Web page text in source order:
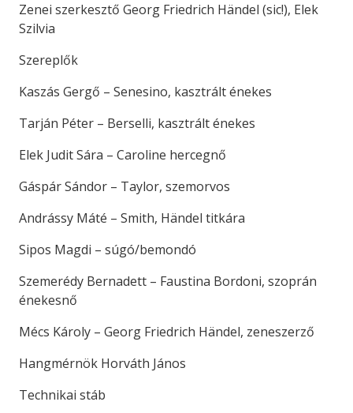
Zenei szerkesztő Georg Friedrich Händel (sic!), Elek
Szilvia
Szereplők
Kaszás Gergő – Senesino, kasztrált énekes
Tarján Péter – Berselli, kasztrált énekes
Elek Judit Sára – Caroline hercegnő
Gáspár Sándor – Taylor, szemorvos
Andrássy Máté – Smith, Händel titkára
Sipos Magdi – súgó/bemondó
Szemerédy Bernadett – Faustina Bordoni, szoprán
énekesnő
Mécs Károly – Georg Friedrich Händel, zeneszerző
Hangmérnök Horváth János
Technikai stáb